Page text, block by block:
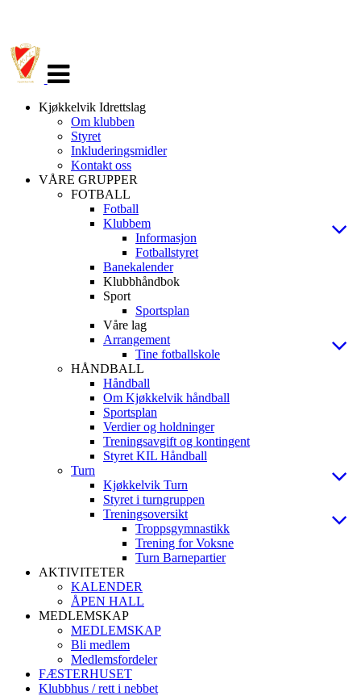
navigasjon
Kjøkkelvik Idrettslag
Om klubben
Styret
Inkluderingsmidler
Kontakt oss
VÅRE GRUPPER
FOTBALL
Fotball
Klubbem
Informasjon
Fotballstyret
Banekalender
Klubbhåndbok
Sport
Sportsplan
Våre lag
Arrangement
Tine fotballskole
HÅNDBALL
Håndball
Om Kjøkkelvik håndball
Sportsplan
Verdier og holdninger
Treningsavgift og kontingent
Styret KIL Håndball
Turn
Kjøkkelvik Turn
Styret i turngruppen
Treningsoversikt
Troppsgymnastikk
Trening for Voksne
Turn Barnepartier
AKTIVITETER
KALENDER
ÅPEN HALL
MEDLEMSKAP
MEDLEMSKAP
Bli medlem
Medlemsfordeler
FÆSTERHUSET
Klubbhus / rett i nebbet